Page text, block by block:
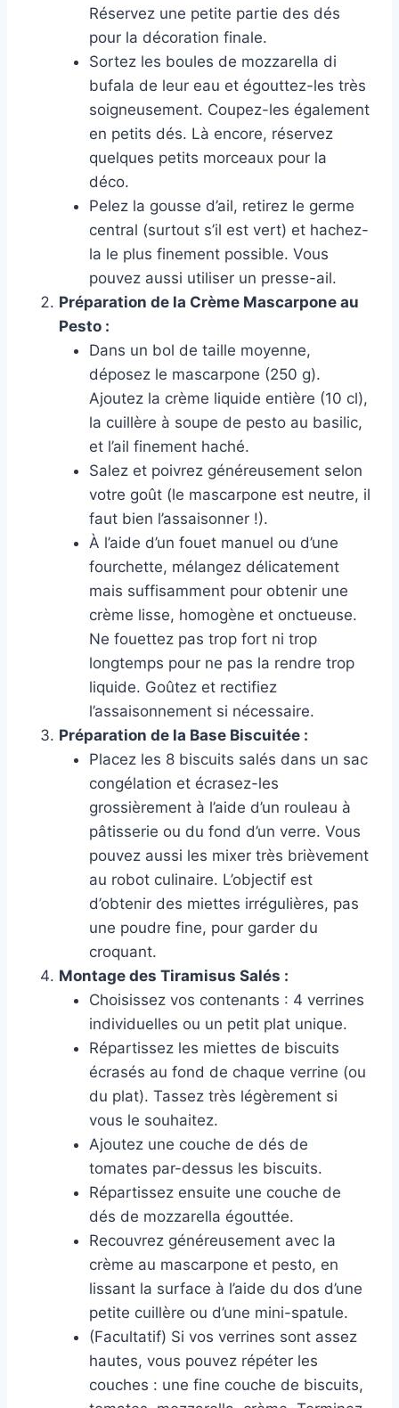
Réservez une petite partie des dés
pour la décoration finale.
Sortez les boules de mozzarella di
bufala de leur eau et égouttez-les très
soigneusement. Coupez-les également
en petits dés. Là encore, réservez
quelques petits morceaux pour la
déco.
Pelez la gousse d’ail, retirez le germe
central (surtout s’il est vert) et hachez-
la le plus finement possible. Vous
pouvez aussi utiliser un presse-ail.
Préparation de la Crème Mascarpone au
Pesto :
Dans un bol de taille moyenne,
déposez le mascarpone (250 g).
Ajoutez la crème liquide entière (10 cl),
la cuillère à soupe de pesto au basilic,
et l’ail finement haché.
Salez et poivrez généreusement selon
votre goût (le mascarpone est neutre, il
faut bien l’assaisonner !).
À l’aide d’un fouet manuel ou d’une
fourchette, mélangez délicatement
mais suffisamment pour obtenir une
crème lisse, homogène et onctueuse.
Ne fouettez pas trop fort ni trop
longtemps pour ne pas la rendre trop
liquide. Goûtez et rectifiez
l’assaisonnement si nécessaire.
Préparation de la Base Biscuitée :
Placez les 8 biscuits salés dans un sac
congélation et écrasez-les
grossièrement à l’aide d’un rouleau à
pâtisserie ou du fond d’un verre. Vous
pouvez aussi les mixer très brièvement
au robot culinaire. L’objectif est
d’obtenir des miettes irrégulières, pas
une poudre fine, pour garder du
croquant.
Montage des Tiramisus Salés :
Choisissez vos contenants : 4 verrines
individuelles ou un petit plat unique.
Répartissez les miettes de biscuits
écrasés au fond de chaque verrine (ou
du plat). Tassez très légèrement si
vous le souhaitez.
Ajoutez une couche de dés de
tomates par-dessus les biscuits.
Répartissez ensuite une couche de
dés de mozzarella égouttée.
Recouvrez généreusement avec la
crème au mascarpone et pesto, en
lissant la surface à l’aide du dos d’une
petite cuillère ou d’une mini-spatule.
(Facultatif) Si vos verrines sont assez
hautes, vous pouvez répéter les
couches : une fine couche de biscuits,